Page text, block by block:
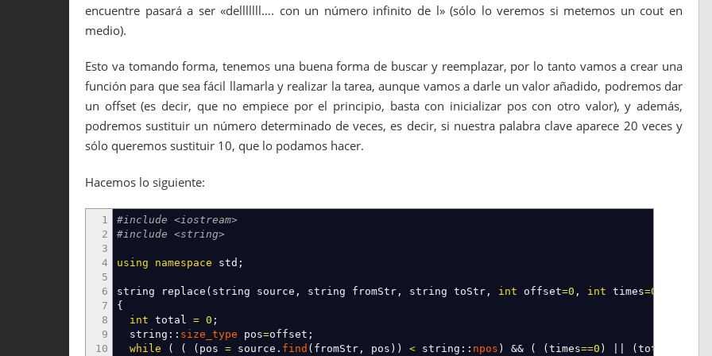
28
29
return 0;
}
encuentre pasará a ser «delllllll…. con un número infinito de l» (sólo lo veremos si metemos un cout en
medio).
Esto va tomando forma, tenemos una buena forma de buscar y reemplazar, por lo tanto vamos a crear una
función para que sea fácil llamarla y realizar la tarea, aunque vamos a darle un valor añadido, podremos dar
un offset (es decir, que no empiece por el principio, basta con inicializar pos con otro valor), y además,
podremos sustituir un número determinado de veces, es decir, si nuestra palabra clave aparece 20 veces y
sólo queremos sustituir 10, que lo podamos hacer.
Hacemos lo siguiente:
1
2
3
4
5
6
7
8
9
10
#include <iostream>
#include <string>
using namespace std ;
string replace ( string source, string fromStr, string toStr, int offset=0 , int times=0
{
int total = 0 ;
string :: size_type pos=offset ;
while
( ( ( pos = source. find ( fromStr, pos ) ) < string :: npos ) && ( ( times==0 ) ( total